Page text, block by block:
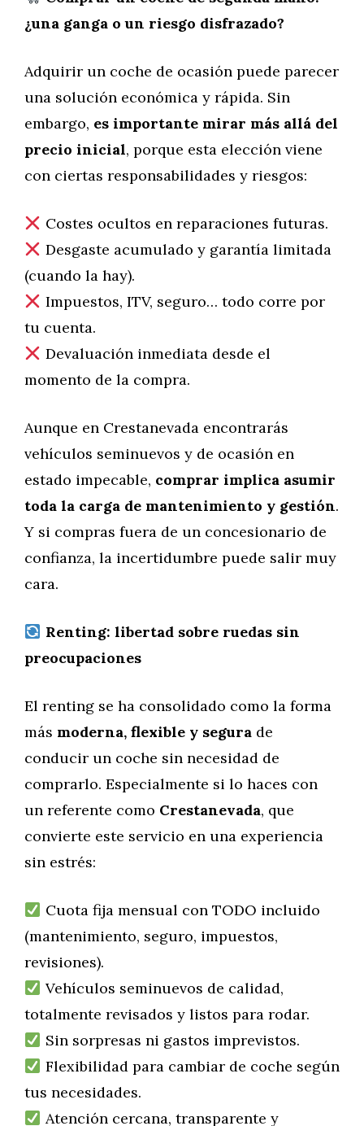
¿una ganga o un riesgo disfrazado?
Adquirir un coche de ocasión puede parecer
una solución económica y rápida. Sin
embargo, es importante mirar más allá del
precio inicial, porque esta elección viene
con ciertas responsabilidades y riesgos:
Costes ocultos en reparaciones futuras.
Desgaste acumulado y garantía limitada
(cuando la hay).
Impuestos, ITV, seguro… todo corre por
tu cuenta.
Devaluación inmediata desde el
momento de la compra.
Aunque en Crestanevada encontrarás
vehículos seminuevos y de ocasión en
estado impecable, comprar implica asumir
toda la carga de mantenimiento y gestión.
Y si compras fuera de un concesionario de
confianza, la incertidumbre puede salir muy
cara.
Renting: libertad sobre ruedas sin
preocupaciones
El renting se ha consolidado como la forma
más moderna, flexible y segura de
conducir un coche sin necesidad de
comprarlo. Especialmente si lo haces con
un referente como Crestanevada, que
convierte este servicio en una experiencia
sin estrés:
Cuota fija mensual con TODO incluido
(mantenimiento, seguro, impuestos,
revisiones).
Vehículos seminuevos de calidad,
totalmente revisados y listos para rodar.
Sin sorpresas ni gastos imprevistos.
Flexibilidad para cambiar de coche según
tus necesidades.
Atención cercana, transparente y